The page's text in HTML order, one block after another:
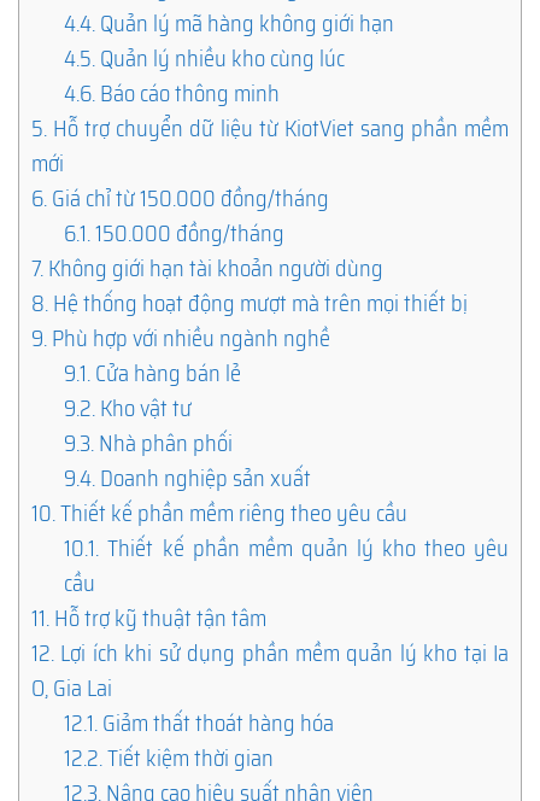
4.4.Quản lý mã hàng không giới hạn
4.5.Quản lý nhiều kho cùng lúc
4.6.Báo cáo thông minh
5. Hỗ trợ chuyển dữ liệu từ KiotViet sang phần mềm
mới
6.Giá chỉ từ 150.000 đồng/tháng
6.1.150.000 đồng/tháng
7.Không giới hạn tài khoản người dùng
8.Hệ thống hoạt động mượt mà trên mọi thiết bị
9.Phù hợp với nhiều ngành nghề
9.1.Cửa hàng bán lẻ
9.2.Kho vật tư
9.3.Nhà phân phối
9.4.Doanh nghiệp sản xuất
10.Thiết kế phần mềm riêng theo yêu cầu
10.1. Thiết kế phần mềm quản lý kho theo yêu
cầu
11.Hỗ trợ kỹ thuật tận tâm
12. Lợi ích khi sử dụng phần mềm quản lý kho tại Ia
O, Gia Lai
12.1.Giảm thất thoát hàng hóa
12.2.Tiết kiệm thời gian
12.3.Nâng cao hiệu suất nhân viên